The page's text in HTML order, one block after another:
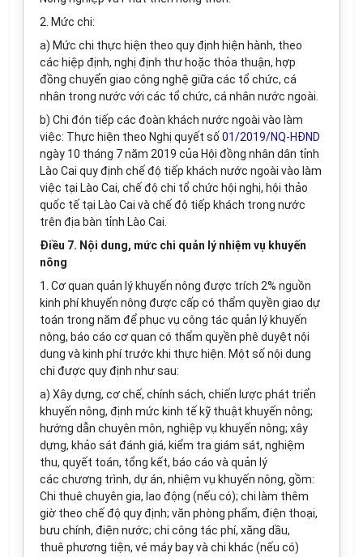
2. Mức chi:
a) Mức chi thực hiện theo quy định hiện hành, theo
các hiệp định, nghị định thư hoặc thỏa thuận, hợp
đồng chuyển giao công nghệ giữa các tổ chức, cá
nhân trong nước với các tổ chức, cá nhân nước ngoài.
b) Chi đón tiếp các đoàn khách nước ngoài vào làm
việc: Thực hiện theo Nghị quyết số 01/2019/NQ-HĐND
ngày 10 tháng 7 năm 2019 của Hội đồng nhân dân tỉnh
Lào Cai quy định chế độ tiếp khách nước ngoài vào làm
việc tại Lào Cai, chế độ chi tổ chức hội nghị, hội thảo
quốc tế tại Lào Cai và chế độ tiếp khách trong nước
trên địa bàn tỉnh Lào Cai.
Điều 7. Nội dung, mức chi quản lý nhiệm vụ khuyến
nông
1. Cơ quan quản lý khuyến nông được trích 2% nguồn
kinh phí khuyến nông được cấp có thẩm quyền giao dự
toán trong năm để phục vụ công tác quản lý khuyến
nông, báo cáo cơ quan có thẩm quyền phê duyệt nội
dung và kinh phí trước khi thực hiện. Một số nội dung
chi được quy định như sau:
a) Xây dựng, cơ chế, chính sách, chiến lược phát triển
khuyến nông, định mức kinh tế kỹ thuật khuyến nông;
hướng dẫn chuyên môn, nghiệp vụ khuyến nông; xây
dựng, khảo sát đánh giá, kiểm tra giám sát, nghiệm
thu, quyết toán, tổng kết, báo cáo và quản lý
các chương trình, dự án, nhiệm vụ khuyến nông, gồm:
Chi thuê chuyên gia, lao động (nếu có); chi làm thêm
giờ theo chế độ quy định; văn phòng phẩm, điện thoại,
bưu chính, điện nước; chi công tác phí, xăng dầu,
thuê phương tiện, vé máy bay và chi khác (nếu có)